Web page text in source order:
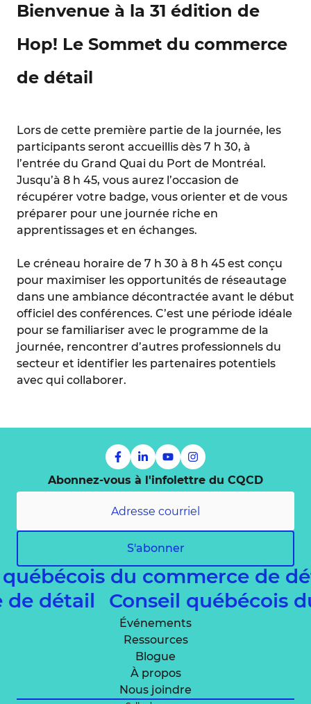
Bienvenue à la 31 édition de
Hop! Le Sommet du commerce
de détail
Lors de cette première partie de la journée, les
participants seront accueillis dès 7 h 30, à
l’entrée du Grand Quai du Port de Montréal.
Jusqu’à 8 h 45, vous aurez l’occasion de
récupérer votre badge, vous orienter et de vous
préparer pour une journée riche en
apprentissages et en échanges.
Le créneau horaire de 7 h 30 à 8 h 45 est conçu
pour maximiser les opportunités de réseautage
dans une ambiance décontractée avant le début
officiel des conférences. C’est une période idéale
pour se familiariser avec le programme de la
journée, rencontrer d’autres professionnels du
secteur et identifier les partenaires potentiels
avec qui collaborer.
Abonnez-vous à l'infolettre du CQCD
S'abonner
du commerce de
de détail
Conseil québécois
Événements
Ressources
Blogue
À propos
Nous joindre